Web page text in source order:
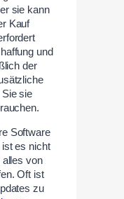
sie kann
Kauf
und
der
sie
Software
es nicht
alles von
Oft ist
zu